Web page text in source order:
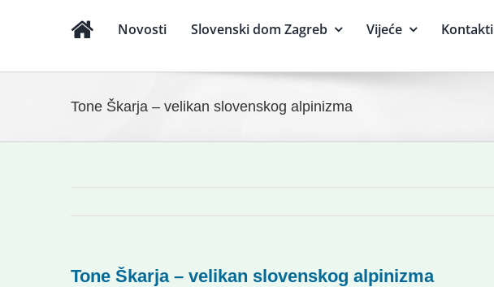
Novosti Slovenski dom Zagreb Vijeće Kontakti
Tone Škarja – velikan slovenskog alpinizma
Tone Škarja – velikan slovenskog alpinizma